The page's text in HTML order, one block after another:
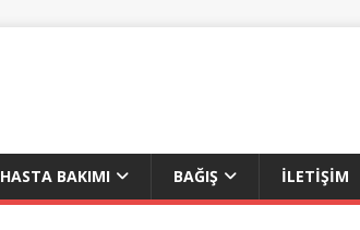
HASTA BAKIMI BAĞIŞ İLETIŞIM